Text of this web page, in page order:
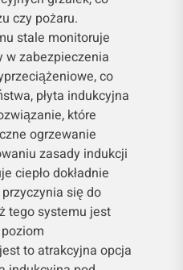
czy pożaru.
stale monitoruje
w zabezpieczenia
co
płyta indukcyjna
które
ogrzewanie
zasady indukcji
ciepło dokładnie
się do
tego systemu jest
to atrakcyjna opcja